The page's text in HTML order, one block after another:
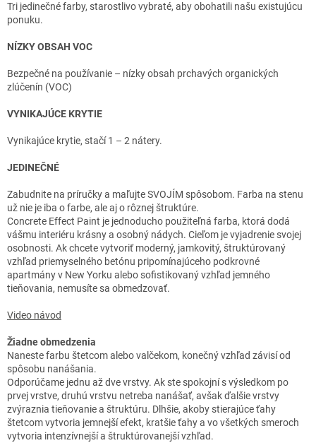
Tri jedinečné farby, starostlivo vybraté, aby obohatili našu existujúcu
ponuku.
NÍZKY OBSAH VOC
Bezpečné na používanie – nízky obsah prchavých organických
zlúčenín (VOC)
VYNIKAJÚCE KRYTIE
Vynikajúce krytie, stačí 1 – 2 nátery.
JEDINEČNÉ
Zabudnite na príručky a maľujte SVOJÍM spôsobom. Farba na stenu
už nie je iba o farbe, ale aj o rôznej štruktúre.
Concrete Effect Paint je jednoducho použiteľná farba, ktorá dodá
vášmu interiéru krásny a osobný nádych. Cieľom je vyjadrenie svojej
osobnosti. Ak chcete vytvoriť moderný, jamkovitý, štruktúrovaný
vzhľad priemyselného betónu pripomínajúceho podkrovné
apartmány v New Yorku alebo sofistikovaný vzhľad jemného
tieňovania, nemusíte sa obmedzovať.
Video návod
Žiadne obmedzenia
Naneste farbu štetcom alebo valčekom, konečný vzhľad závisí od
spôsobu nanášania.
Odporúčame jednu až dve vrstvy. Ak ste spokojní s výsledkom po
prvej vrstve, druhú vrstvu netreba nanášať, avšak ďalšie vrstvy
zvýraznia tieňovanie a štruktúru. Dlhšie, akoby stierajúce ťahy
štetcom vytvoria jemnejší efekt, kratšie ťahy a vo všetkých smeroch
vytvoria intenzívnejší a štruktúrovanejší vzhľad.